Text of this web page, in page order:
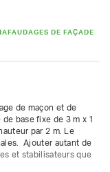
DE FAÇADE
de maçon et de
base fixe de 3 m x 1
par 2 m. Le
Ajouter autant de
et stabilisateurs que